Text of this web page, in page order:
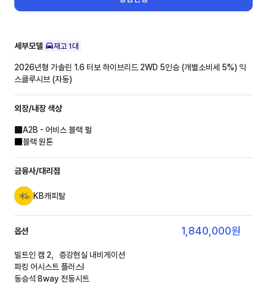
세부모델 재고 1대
2026년형 가솔린 1.6 터보 하이브리드 2WD 5인승 (개별소비세 5%)익
스클루시브 (자동)
외장/내장색상
A2B - 어비스 블랙 펄
블랙 원톤
금융사/대리점
KB캐피탈
옵션 1,840,000원
빌트인 캠 2，증강현실 내비게이션
파킹 어시스트 플러스Ⅰ
동승석 8way 전동시트